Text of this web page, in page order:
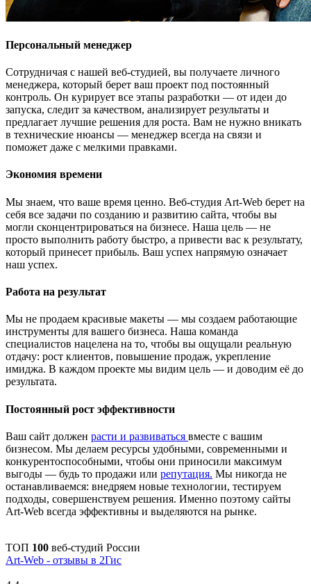
Персональный менеджер
Сотрудничая с нашей веб-студией, вы получаете личного
менеджера, который берет ваш проект под постоянный
контроль. Он курирует все этапы разработки — от идеи до
запуска, следит за качеством, анализирует результаты и
предлагает лучшие решения для роста. Вам не нужно вникать
в технические нюансы — менеджер всегда на связи и
поможет даже с мелкими правками.
Экономия времени
Мы знаем, что ваше время ценно. Веб-студия Art-Web берет на
себя все задачи по созданию и развитию сайта, чтобы вы
могли сконцентрироваться на бизнесе. Наша цель — не
просто выполнить работу быстро, а привести вас к результату,
который принесет прибыль. Ваш успех напрямую означает
наш успех.
Работа на результат
Мы не продаем красивые макеты — мы создаем работающие
инструменты для вашего бизнеса. Наша команда
специалистов нацелена на то, чтобы вы ощущали реальную
отдачу: рост клиентов, повышение продаж, укрепление
имиджа. В каждом проекте мы видим цель — и доводим её до
результата.
Постоянный рост эффективности
Ваш сайт должен расти и развиваться вместе с вашим
бизнесом. Мы делаем ресурсы удобными, современными и
конкурентоспособными, чтобы они приносили максимум
выгоды — будь то продажи или репутация. Мы никогда не
останавливаемся: внедряем новые технологии, тестируем
подходы, совершенствуем решения. Именно поэтому сайты
Art-Web всегда эффективны и выделяются на рынке.
ТОП 100 веб-студий России
Art-Web - отзывы в 2Гис